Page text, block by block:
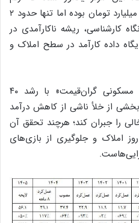
مصوب امسال برای این پایه ۵۰۰ میلیارد تومان بوده اما تنها حدود ۲
ریشه ناکارآمدی در
داده کارآمد در سطح املاک و
در مقابل، «مالیات بر واحدهای مسکونی گران‌قیمت» با رشد ۴۰
از خلأ ناشی از کاهش درآمد
را جبران کند؛ هرچند تحقق آن
املاک و جلوگیری از بازی‌های